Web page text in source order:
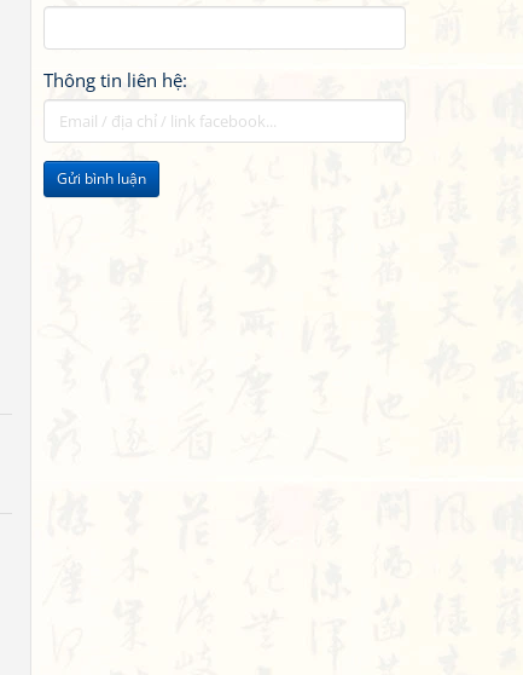
Thông tin liên hệ:
Gửi bình luận